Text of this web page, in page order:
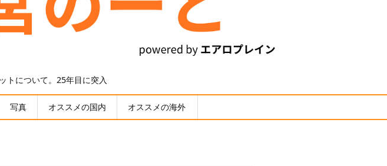
トについて。25年目に突入
写真 オススメの国内 オススメの海外